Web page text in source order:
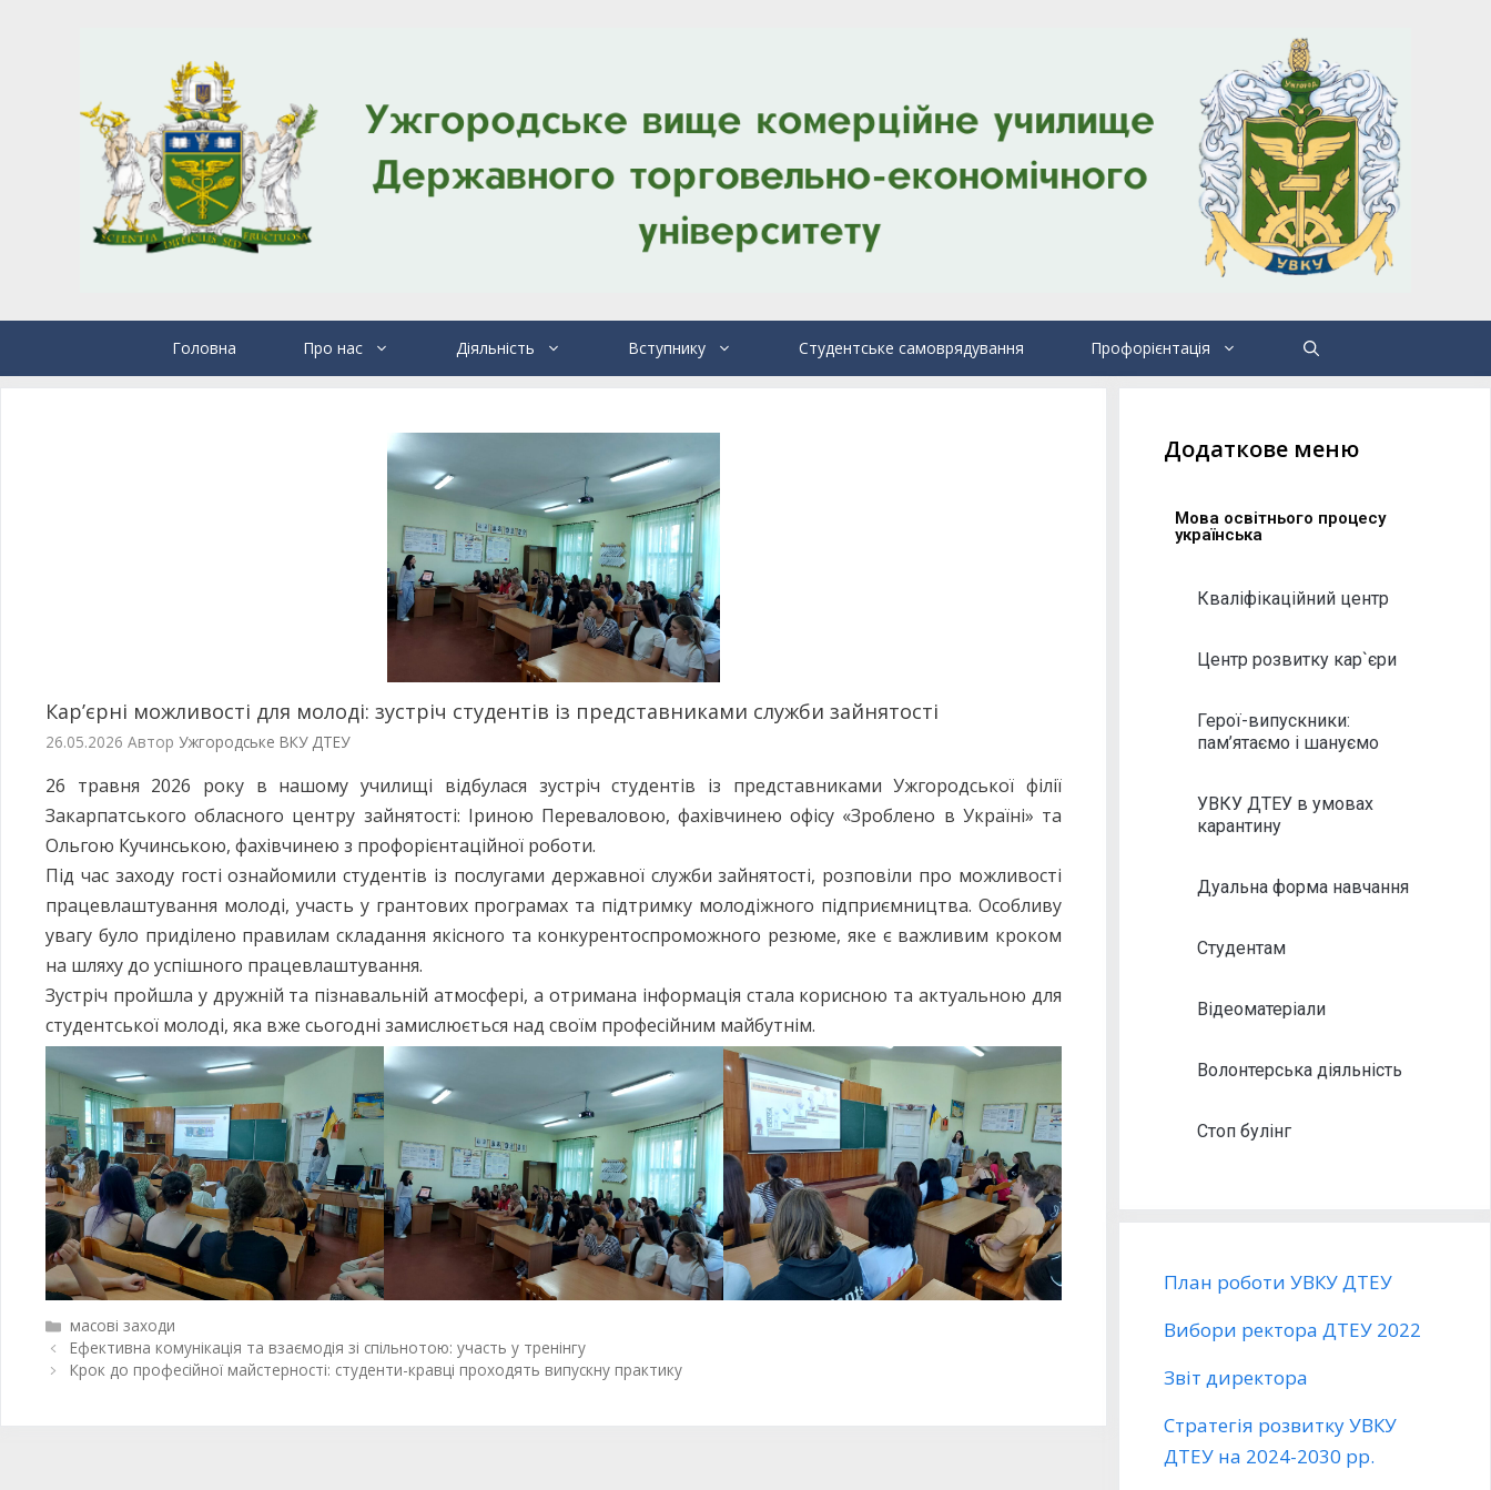
Головна Про нас Діяльність Вступнику Студентське самоврядування Профорієнтація
Кар’єрні можливості для молоді: зустріч студентів із представниками служби зайнятості
26.05.2026 Автор Ужгородське ВКУ ДТЕУ
26 травня 2026 року в нашому училищі відбулася зустріч студентів із представниками Ужгородської філії
Закарпатського обласного центру зайнятості: Іриною Переваловою, фахівчинею офісу «Зроблено в Україні» та
Ольгою Кучинською, фахівчинею з профорієнтаційної роботи.
Під час заходу гості ознайомили студентів із послугами державної служби зайнятості, розповіли про можливості
працевлаштування молоді, участь у грантових програмах та підтримку молодіжного підприємництва. Особливу
увагу було приділено правилам складання якісного та конкурентоспроможного резюме, яке є важливим кроком
на шляху до успішного працевлаштування.
Зустріч пройшла у дружній та пізнавальній атмосфері, а отримана інформація стала корисною та актуальною для
студентської молоді, яка вже сьогодні замислюється над своїм професійним майбутнім.
масові заходи
Ефективна комунікація та взаємодія зі спільнотою: участь у тренінгу
Крок до професійної майстерності: студенти-кравці проходять випускну практику
Додаткове меню
Мова освітнього процесу
українська
Кваліфікаційний центр
Центр розвитку кар`єри
Герої-випускники:
пам’ятаємо і шануємо
УВКУ ДТЕУ в умовах
карантину
Дуальна форма навчання
Студентам
Відеоматеріали
Волонтерська діяльність
Стоп булінг
План роботи УВКУ ДТЕУ
Вибори ректора ДТЕУ 2022
Звіт директора
Стратегія розвитку УВКУ
ДТЕУ на 2024-2030 рр.